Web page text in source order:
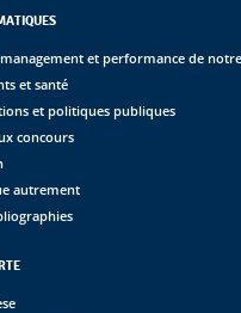
et performance de
et santé
et politiques publiques
concours
autrement